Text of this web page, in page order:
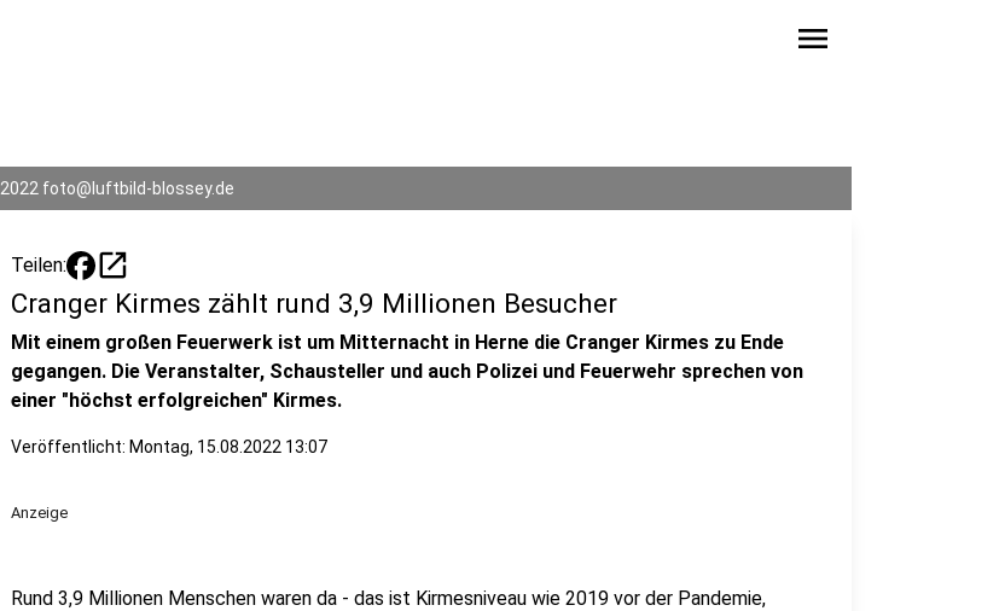
menu
2022 foto@luftbild-blossey.de
Teilen: open_in_new
Cranger Kirmes zählt rund 3,9 Millionen Besucher
Mit einem großen Feuerwerk ist um Mitternacht in Herne die Cranger Kirmes zu Ende
gegangen. Die Veranstalter, Schausteller und auch Polizei und Feuerwehr sprechen von
einer "höchst erfolgreichen" Kirmes.
Veröffentlicht: Montag, 15.08.2022 13:07
Anzeige
Rund 3,9 Millionen Menschen waren da - das ist Kirmesniveau wie 2019 vor der Pandemie,